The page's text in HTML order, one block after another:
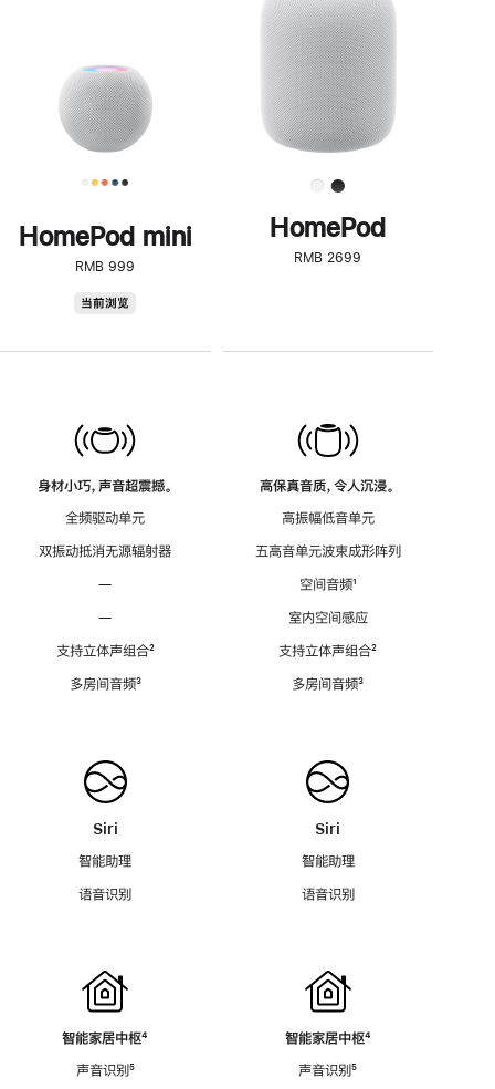
HomePod mini
RMB 999
当前浏览
身材小巧，声音超震撼。
全频驱动单元
双振动抵消无源辐射器
—
—
支持立体声组合脚
²
多房间音频脚
³
Siri
智能助理
语音识别
智能家居中枢脚
⁴
声音识别脚
⁵
了
解
HomePod<
HomePod
RMB 2699
高保真音质，令人沉浸。
高振幅低音单元
五高音单元波束成形阵列
空间音频脚
¹
室内空间感应
支持立体声组合脚
²
多房间音频脚
³
Siri
智能助理
语音识别
智能家居中枢脚
⁴
声音识别脚
⁵